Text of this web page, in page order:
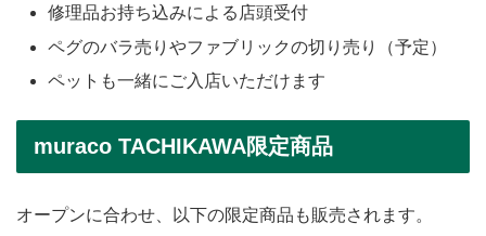
修理品お持ち込みによる店頭受付
ペグのバラ売りやファブリックの切り売り（予定）
ペットも一緒にご入店いただけます
muraco TACHIKAWA限定商品
オープンに合わせ、以下の限定商品も販売されます。